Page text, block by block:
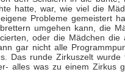
hatte, war, wie viel die
Probleme gemeistert
umgehen kann, die
oder die Mädchen
gar nicht alle
Das runde Zirkuszelt
alles was zu einem Zirkus